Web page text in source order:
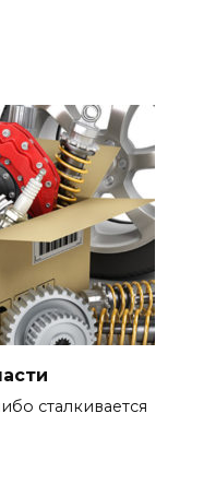
сталкивается